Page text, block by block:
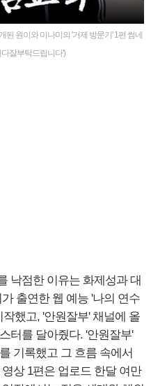
원이와 미나미의 '거제 방문기' 1편 썸네
잘부탁드립니다')
낙점한 이유는 화제성과 대
출연한 웹 예능 '나의 연수
했고, '안원잘부' 채널에 올
터를 달아줬다. '안원잘부'
기록했고 그 흐름 속에서
상 1편은 업로드 한달 여만